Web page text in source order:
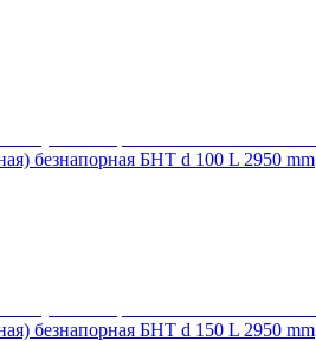
безнапорная БНТ d 100 L 2950 mm
безнапорная БНТ d 150 L 2950 mm